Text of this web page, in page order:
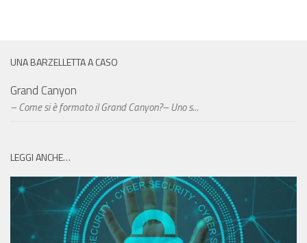
UNA BARZELLETTA A CASO
Grand Canyon
– Come si è formato il Grand Canyon?– Uno s...
LEGGI ANCHE…